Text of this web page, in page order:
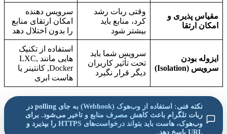
مقیاس پذیری و
امکان ارتقا
وقتی ربات رشد
کرد، منابع باید
بیشتر شود
سرویس دهنده
امکان ارتقای منابع
را بدون اختلال دهد
ایزوله بودن
سرویس (Isolation)
سرویس شما باید
تحت تأثیر کاربران
دیگر قرار نگیرد
استفاده از تکنیک
هایی مانند LXC,
Docker, کانتینر یا
هاست ابری
نکته فنی: استفاده از وب‌هوک (Webhook) به جای polling در
ربات تلگرام باعث کاهش مصرف منابع و تاخیر می‌شود. برای
وب‌هوک، هاست باید بتواند درخواست‌های HTTPS را بپذیرد و
URL پاسخ دهد.